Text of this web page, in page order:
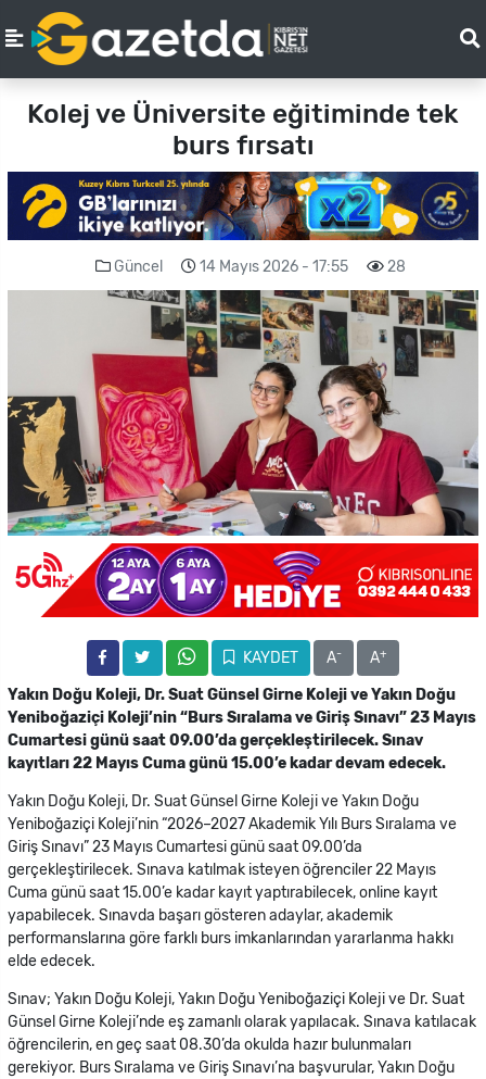
Kolej ve Üniversite eğitiminde tek
burs fırsatı
Güncel 14 Mayıs 2026 - 17:55 28
KAYDET A- A+
Yakın Doğu Koleji, Dr. Suat Günsel Girne Koleji ve Yakın Doğu
Yeniboğaziçi Koleji’nin “Burs Sıralama ve Giriş Sınavı” 23 Mayıs
Cumartesi günü saat 09.00’da gerçekleştirilecek. Sınav
kayıtları 22 Mayıs Cuma günü 15.00’e kadar devam edecek.
Yakın Doğu Koleji, Dr. Suat Günsel Girne Koleji ve Yakın Doğu
Yeniboğaziçi Koleji’nin “2026–2027 Akademik Yılı Burs Sıralama ve
Giriş Sınavı” 23 Mayıs Cumartesi günü saat 09.00’da
gerçekleştirilecek. Sınava katılmak isteyen öğrenciler 22 Mayıs
Cuma günü saat 15.00’e kadar kayıt yaptırabilecek, online kayıt
yapabilecek. Sınavda başarı gösteren adaylar, akademik
performanslarına göre farklı burs imkanlarından yararlanma hakkı
elde edecek.
Sınav; Yakın Doğu Koleji, Yakın Doğu Yeniboğaziçi Koleji ve Dr. Suat
Günsel Girne Koleji’nde eş zamanlı olarak yapılacak. Sınava katılacak
öğrencilerin, en geç saat 08.30’da okulda hazır bulunmaları
gerekiyor. Burs Sıralama ve Giriş Sınavı’na başvurular, Yakın Doğu